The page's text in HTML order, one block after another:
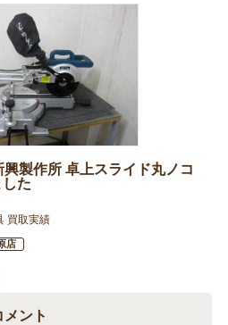
製作所 卓上スライド丸ノコ
た
買取実績
店
ント